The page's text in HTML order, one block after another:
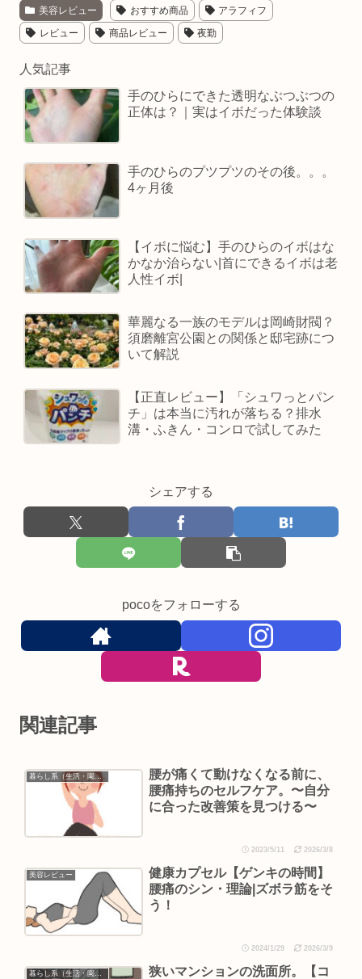
美容レビュー おすすめ商品 アラフィフ
レビュー 商品レビュー 夜勤
人気記事
手のひらにできた透明なぶつぶつの
正体は？｜実はイボだった体験談
手のひらのプツプツのその後。。。
4ヶ月後
【イボに悩む】手のひらのイボはな
かなか治らない|首にできるイボは老
人性イボ|
華麗なる一族のモデルは岡崎財閥？
須磨離宮公園との関係と邸宅跡につ
いて解説
【正直レビュー】「シュワっとパン
チ」は本当に汚れが落ちる？排水
溝・ふきん・コンロで試してみた
シェアする
pocoをフォローする
関連記事
暮らし系（生活・園芸など）
腰が痛くて動けなくなる前に、
腰痛持ちのセルフケア。〜自分
に合った改善策を見つける〜
2023/5/11 2026/3/8
美容レビュー
健康カプセル【ゲンキの時間】
腰痛のシン・理論|ズボラ筋をそ
う！
2024/1/29 2026/3/9
暮らし系（生活・園芸など）
狭いマンションの洗面所。【コ